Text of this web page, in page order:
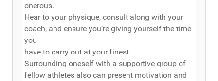
onerous.
Hear to your physique, consult along with your
coach, and ensure you’re giving yourself the time
you
have to carry out at your finest.
Surrounding oneself with a supportive group of
fellow athletes also can present motivation and